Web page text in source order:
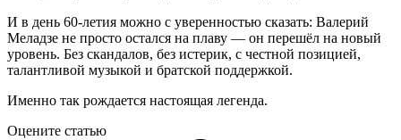
И в день 60-летия можно с уверенностью сказать: Валерий
Меладзе не просто остался на плаву — он перешёл на новый
уровень. Без скандалов, без истерик, с честной позицией,
талантливой музыкой и братской поддержкой.
Именно так рождается настоящая легенда.
Оцените статью